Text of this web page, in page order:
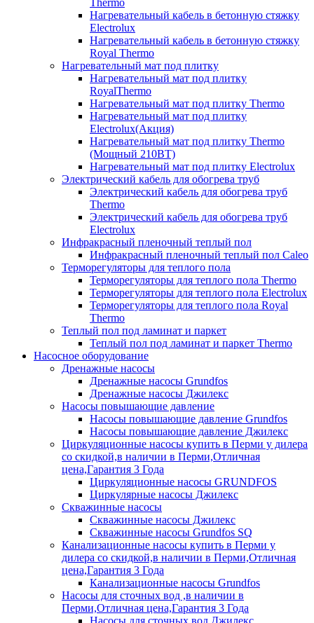
Нагревательный кабель в бетонную стяжку
Electrolux
Нагревательный кабель в бетонную стяжку
Royal Thermo
Нагревательный мат под плитку
Нагревательный мат под плитку
RoyalThermo
Нагревательный мат под плитку Thermo
Нагревательный мат под плитку
Electrolux(Акция)
Нагревательный мат под плитку Thermo
(Мощный 210ВТ)
Нагревательный мат под плитку Electrolux
Электрический кабель для обогрева труб
Электрический кабель для обогрева труб
Thermo
Электрический кабель для обогрева труб
Electrolux
Инфракрасный пленочный теплый пол
Инфракрасный пленочный теплый пол Caleo
Терморегуляторы для теплого пола
Терморегуляторы для теплого пола Thermo
Терморегуляторы для теплого пола Electrolux
Терморегуляторы для теплого пола Royal
Thermo
Теплый пол под ламинат и паркет
Теплый пол под ламинат и паркет Thermo
Насосное оборудование
Дренажные насосы
Дренажные насосы Grundfos
Дренажные насосы Джилекс
Насосы повышающие давление
Насосы повышающие давление Grundfos
Насосы повышающие давление Джилекс
Циркуляционные насосы купить в Перми у дилера
со скидкой,в наличии в Перми,Отличная
цена,Гарантия 3 Года
Циркуляционные насосы GRUNDFOS
Циркулярные насосы Джилекс
Скважинные насосы
Скважинные насосы Джилекс
Скважинные насосы Grundfos SQ
Канализационные насосы купить в Перми у
дилера со скидкой,в наличии в Перми,Отличная
цена,Гарантия 3 Года
Канализационные насосы Grundfos
Насосы для сточных вод ,в наличии в
Перми,Отличная цена,Гарантия 3 Года
Насосы для сточных вод Джилекс